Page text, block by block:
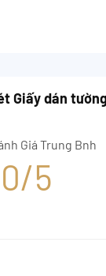
Giấy dán
Giá Trung Bnh
0/5